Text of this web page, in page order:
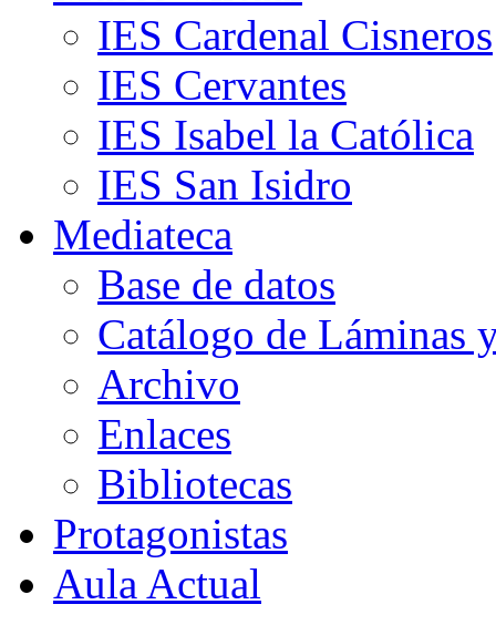
IES Cardenal Cisneros
IES Cervantes
IES Isabel la Católica
IES San Isidro
Mediateca
Base de datos
Catálogo de Láminas
Archivo
Enlaces
Bibliotecas
Protagonistas
Aula Actual